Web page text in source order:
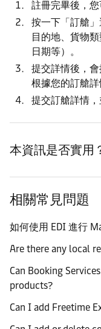
註冊完畢後，您
按一下「訂艙」
目的地、貨物
日期等）。
提交詳情後，
根據您的訂艙詳
提交訂艙詳情，
本資訊是否實用
相關常見問題
如何使用 EDI 進行
Are there any local
Can Booking
products?
Can I add Freetime